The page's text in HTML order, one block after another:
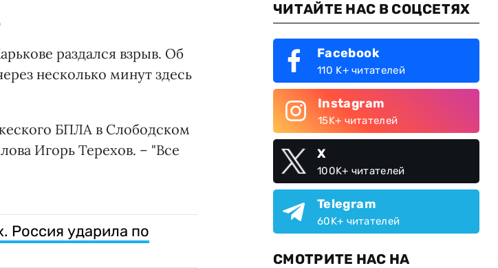
раздался взрыв. Об
несколько минут здесь
БПЛА в Слободском
Игорь Терехов. – "Все
Россия ударила по
ЧИТАЙТЕ НАС В СОЦСЕТЯХ
Facebook
110 K+ читателей
Instagram
15K+ читателей
X
100K+ читателей
Telegram
60K+ читателей
СМОТРИТЕ НАС НА